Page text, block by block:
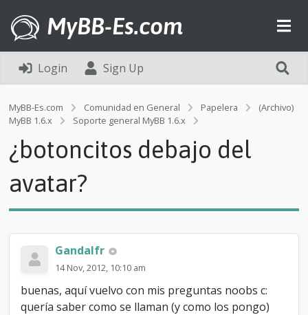
MyBB-Es.com
Login Sign Up
MyBB-Es.com Comunidad en General Papelera
(Archivo)
MyBB 1.6.x
Soporte general MyBB 1.6.x
o
t
i
o
b
a
¿botoncitos debajo del
avatar?
Gandalfr
14 Nov, 2012, 10:10 am
buenas, aquí vuelvo con mis preguntas noobs c:
quería saber como se llaman (y como los pongo)